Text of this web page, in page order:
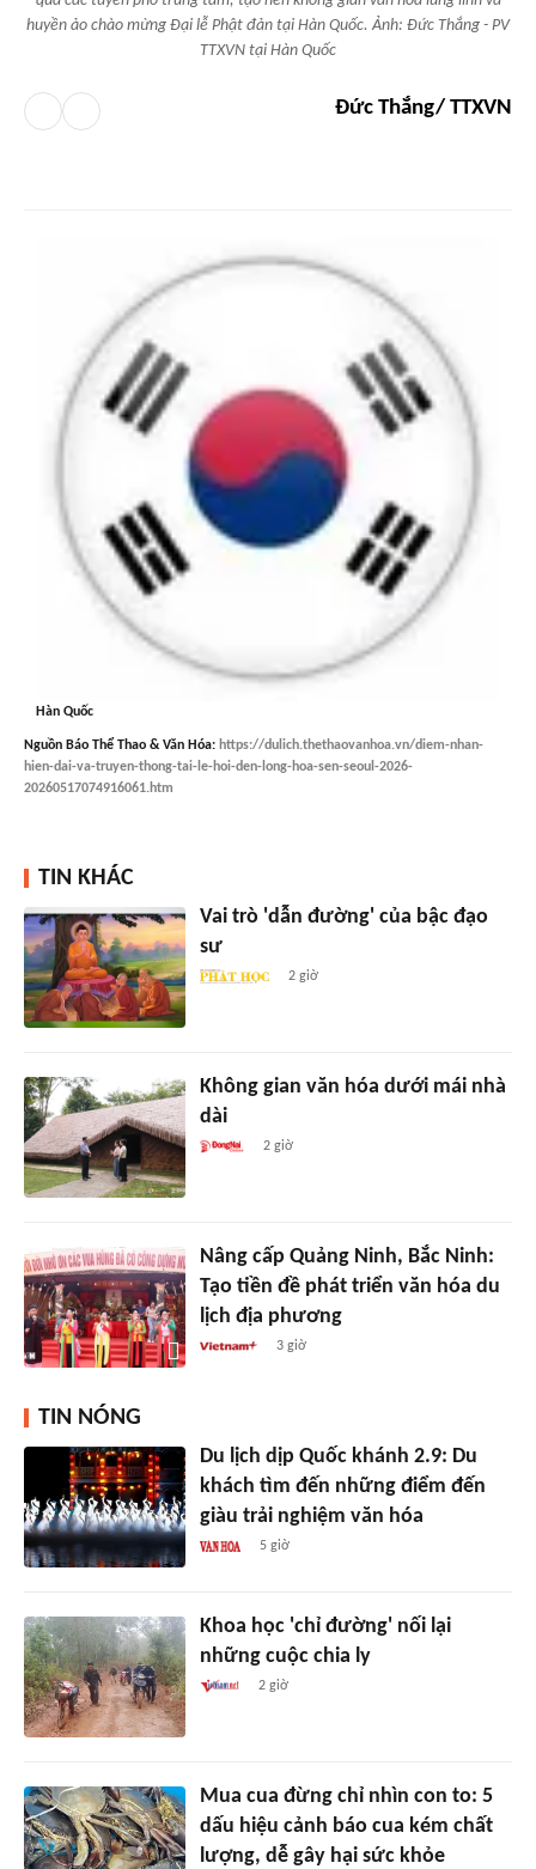
huyền ảo chào mừng Đại lễ Phật đản tại Hàn Quốc. Ảnh: Đức Thắng - PV
TTXVN tại Hàn Quốc
Đức Thắng/ TTXVN
Hàn Quốc
Nguồn Báo Thể Thao & Văn Hóa: https://dulich.thethaovanhoa.vn/diem-nhan-
hien-dai-va-truyen-thong-tai-le-hoi-den-long-hoa-sen-seoul-2026-
20260517074916061.htm
TIN KHÁC
Vai trò 'dẫn đường' của bậc đạo
sư
2 giờ
Không gian văn hóa dưới mái nhà
dài
2 giờ
Nâng cấp Quảng Ninh, Bắc Ninh:
Tạo tiền đề phát triển văn hóa du
lịch địa phương
3 giờ
TIN NÓNG
Du lịch dịp Quốc khánh 2.9: Du
khách tìm đến những điểm đến
giàu trải nghiệm văn hóa
5 giờ
Khoa học 'chỉ đường' nối lại
những cuộc chia ly
2 giờ
Mua cua đừng chỉ nhìn con to: 5
dấu hiệu cảnh báo cua kém chất
lượng, dễ gây hại sức khỏe